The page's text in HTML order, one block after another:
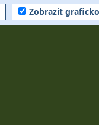
Zobrazit